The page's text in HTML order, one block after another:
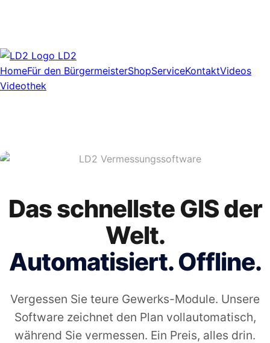
LD2
HomeFür den BürgermeisterShopServiceKontaktVideos
Videothek
Das schnellste GIS der
Welt.
Automatisiert. Offline.
Vergessen Sie teure Gewerks-Module. Unsere
Software zeichnet den Plan vollautomatisch,
während Sie vermessen. Ein Preis, alles drin.